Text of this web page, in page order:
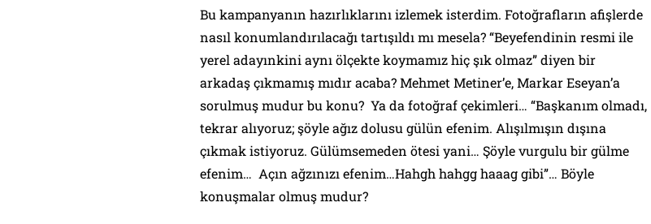
Bu kampanyanın hazırlıklarını izlemek isterdim. Fotoğrafların afişlerde
nasıl konumlandırılacağı tartışıldı mı mesela? “Beyefendinin resmi ile
yerel adayınkini aynı ölçekte koymamız hiç şık olmaz” diyen bir
arkadaş çıkmamış mıdır acaba? Mehmet Metiner’e, Markar Eseyan’a
sorulmuş mudur bu konu? Ya da fotoğraf çekimleri… “Başkanım olmadı,
tekrar alıyoruz; şöyle ağız dolusu gülün efenim. Alışılmışın dışına
çıkmak istiyoruz. Gülümsemeden ötesi yani… Şöyle vurgulu bir gülme
efenim… Açın ağzınızı efenim…Hahgh hahgg haaag gibi”… Böyle
konuşmalar olmuş mudur?